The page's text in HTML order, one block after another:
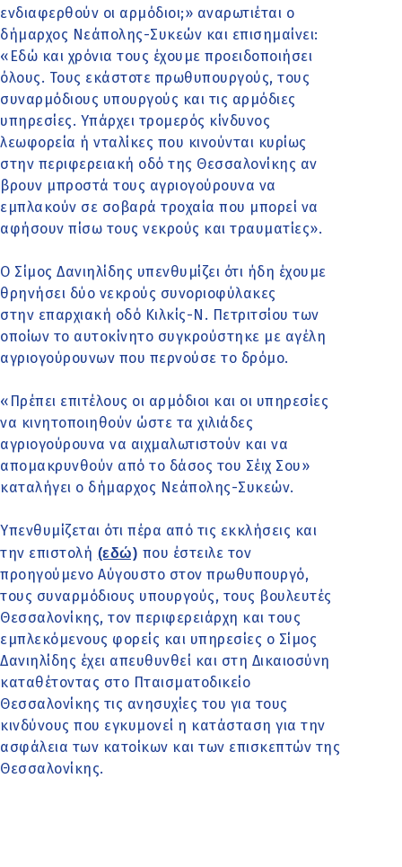
ενδιαφερθούν οι αρμόδιοι;» αναρωτιέται ο
δήμαρχος Νεάπολης-Συκεών και επισημαίνει:
«Εδώ και χρόνια τους έχουμε προειδοποιήσει
όλους. Τους εκάστοτε πρωθυπουργούς, τους
συναρμόδιους υπουργούς και τις αρμόδιες
υπηρεσίες. Υπάρχει τρομερός κίνδυνος
λεωφορεία ή νταλίκες που κινούνται κυρίως
στην περιφερειακή οδό της Θεσσαλονίκης αν
βρουν μπροστά τους αγριογούρουνα να
εμπλακούν σε σοβαρά τροχαία που μπορεί να
αφήσουν πίσω τους νεκρούς και τραυματίες».
Ο Σίμος Δανιηλίδης υπενθυμίζει ότι ήδη έχουμε
θρηνήσει δύο νεκρούς συνοριοφύλακες
στην επαρχιακή οδό Κιλκίς-Ν. Πετριτσίου των
οποίων το αυτοκίνητο συγκρούστηκε με αγέλη
αγριογούρουνων που περνούσε το δρόμο.
«Πρέπει επιτέλους οι αρμόδιοι και οι υπηρεσίες
να κινητοποιηθούν ώστε τα χιλιάδες
αγριογούρουνα να αιχμαλωτιστούν και να
απομακρυνθούν από το δάσος του Σέιχ Σου»
καταλήγει ο δήμαρχος Νεάπολης-Συκεών.
Υπενθυμίζεται ότι πέρα από τις εκκλήσεις και
την επιστολή (εδώ) που έστειλε τον
προηγούμενο Αύγουστο στον πρωθυπουργό,
τους συναρμόδιους υπουργούς, τους βουλευτές
Θεσσαλονίκης, τον περιφερειάρχη και τους
εμπλεκόμενους φορείς και υπηρεσίες ο Σίμος
Δανιηλίδης έχει απευθυνθεί και στη Δικαιοσύνη
καταθέτοντας στο Πταισματοδικείο
Θεσσαλονίκης τις ανησυχίες του για τους
κινδύνους που εγκυμονεί η κατάσταση για την
ασφάλεια των κατοίκων και των επισκεπτών της
Θεσσαλονίκης.